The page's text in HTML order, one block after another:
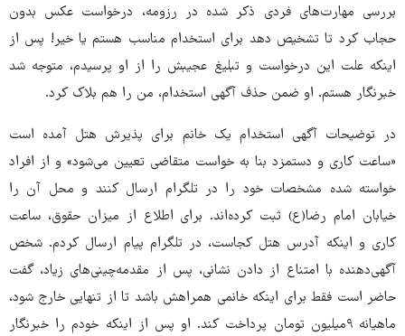
بررسی مهارت‌های فردی ذکر شده در رزومه، درخواست عکس بدون
حجاب کرد تا تشخیص دهد برای استخدام مناسب هستم یا خیر! پس از
اینکه علت این درخواست و تبلیغ عجیبش را از او پرسیدم، متوجه شد
خبرنگار هستم. او ضمن حذف آگهی استخدام، من را هم بلاک کرد.
در توضیحات آگهی استخدام یک خانم برای پذیرش هتل آمده است
«ساعت کاری و دستمزد بنا به خواست متقاضی تعیین می‌شود» و از افراد
خواسته شده مشخصات خود را در تلگرام ارسال کنند و محل آن را
خیابان امام رضا(ع) ثبت کرده‌اند. برای اطلاع از میزان حقوق، ساعت
کاری و اینکه آدرس هتل کجاست، در تلگرام پیام ارسال کردم. شخص
آگهی‌دهنده با امتناع از دادن نشانی، پس از مقدمه‌چینی‌های زیاد، گفت
حاضر است فقط برای اینکه خانمی همراهش باشد تا از تنهایی خارج شود،
ماهیانه ۹میلیون تومان پرداخت کند. او پس از اینکه خودم را خبرنگار